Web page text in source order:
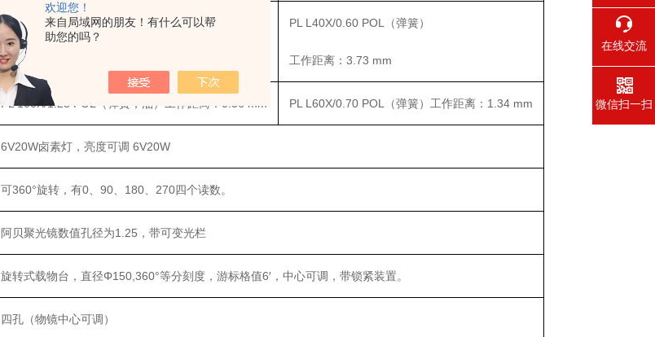
欢迎您！
来自局域网的朋友！有什么可以帮
助您的吗？
PL 40X/0.65 POL（弹簧）工作距离：0.56mm
PL L40X/0.60 POL（弹簧）
工作距离：3.73 mm
PL 100X/1.25 POL（弹簧，油）工作距离：0.36 mm PL L60X/0.70 POL（弹簧）工作距离：1.34 mm
6V20W卤素灯，亮度可调 6V20W
可360°旋转，有0、90、180、270四个读数。
阿贝聚光镜数值孔径为1.25，带可变光栏
旋转式载物台，直径Φ150,360°等分刻度，游标格值6′，中心可调，带锁紧装置。
四孔（物镜中心可调）
在线交流
微信扫一扫